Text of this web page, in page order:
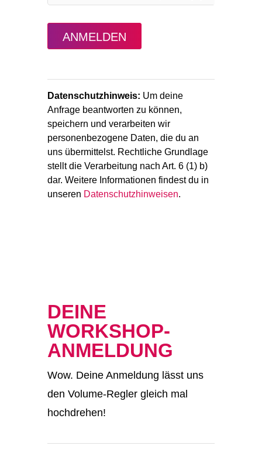
ANMELDEN
Datenschutzhinweis: Um deine
Anfrage beantworten zu können,
speichern und verarbeiten wir
personenbezogene Daten, die du an
uns übermittelst. Rechtliche Grundlage
stellt die Verarbeitung nach Art. 6 (1) b)
dar. Weitere Informationen findest du in
unseren Datenschutzhinweisen.
DEINE
WORKSHOP-
ANMELDUNG
Wow. Deine Anmeldung lässt uns
den Volume-Regler gleich mal
hochdrehen!